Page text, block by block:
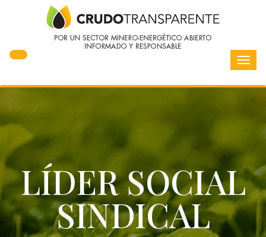
LÍDER SOCIAL
SINDICAL